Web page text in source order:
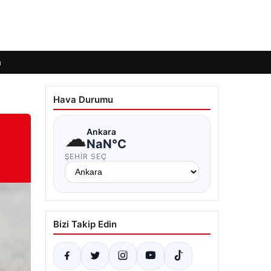
Hava Durumu
☁Ankara
NaN°C
ŞEHIR SEÇ
Bizi Takip Edin